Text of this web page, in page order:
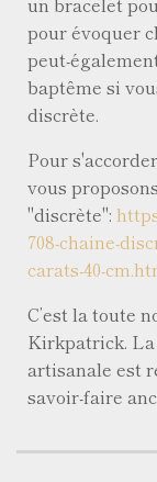
pour évoquer
peut-
baptême si
discrète.
Pour
vous
"discrète":
708-chaine-
carats-40-
C’est la toute
Kirkpatrick. La
artisanale est
savoir-faire